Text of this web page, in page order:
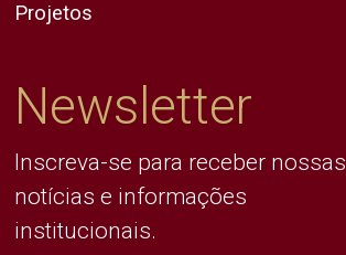
Projetos
Newsletter
Inscreva-se para receber nossas
notícias e informações
institucionais.